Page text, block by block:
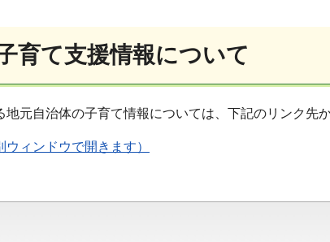
育て支援情報について
元自治体の子育て情報については、下記のリンク先
ウィンドウで開きます）